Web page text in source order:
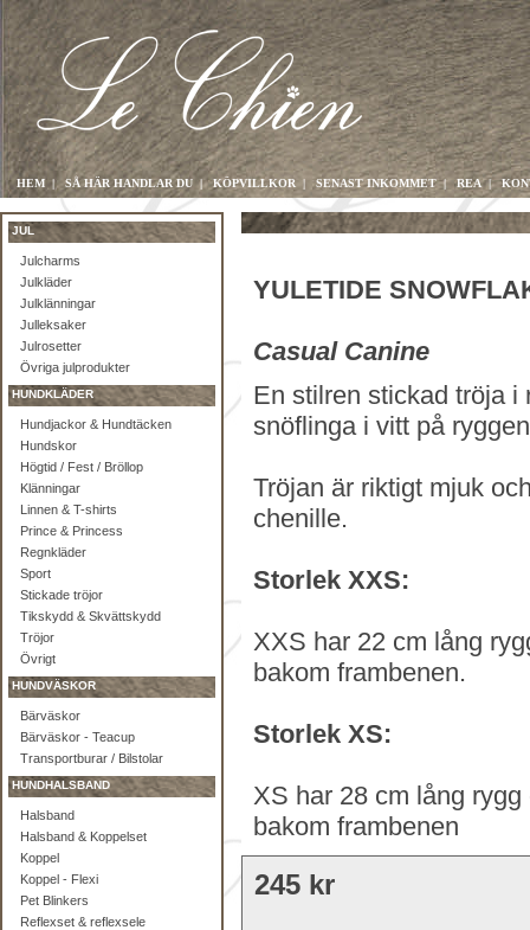
HEM | SÅ HÄR HANDLAR DU |KÖPVILLKOR | SENAST INKOMMET|REA|
JUL
Julcharms
Julkläder
Julklänningar
Julleksaker
Julrosetter
Övriga julprodukter
HUNDKLÄDER
Hundjackor & Hundtäcken
Hundskor
Högtid / Fest / Bröllop
Klänningar
Linnen & T-shirts
Prince & Princess
Regnkläder
Sport
Stickade tröjor
Tikskydd & Skvättskydd
Tröjor
Övrigt
HUNDVÄSKOR
Bärväskor
Bärväskor - Teacup
Transportburar / Bilstolar
HUNDHALSBAND
Halsband
Halsband & Koppelset
Koppel
Koppel - Flexi
Pet Blinkers
Reflexset & reflexsele
YULETIDE
Casual Canine
En stilren stickad tröja i
snöflinga i vitt på
Tröjan är riktigt mjuk
chenille.
Storlek XXS:
XXS har 22 cm lång
bakom frambenen.
Storlek XS:
XS har 28 cm lång
bakom frambenen
245 kr